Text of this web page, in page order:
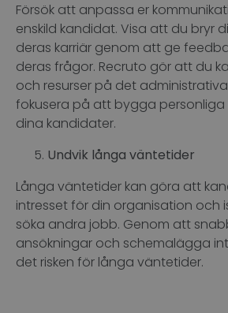
Försök att anpassa er
enskild kandidat. Visa att du bryr
deras karriär genom att ge
deras frågor. Recruto gör att du
och resurser på det
fokusera på att bygga personliga
dina kandidater.
Undvik långa väntetider
Långa väntetider kan göra att
intresset för din organisation och
söka andra jobb. Genom att
ansökningar och schemalägga
det risken för långa väntetider.